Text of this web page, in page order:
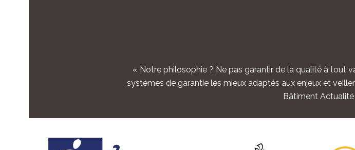
« Notre philosophie ? Ne pas garantir de la qualité à tout
systèmes de garantie les mieux adaptés aux enjeux et
Bâtiment